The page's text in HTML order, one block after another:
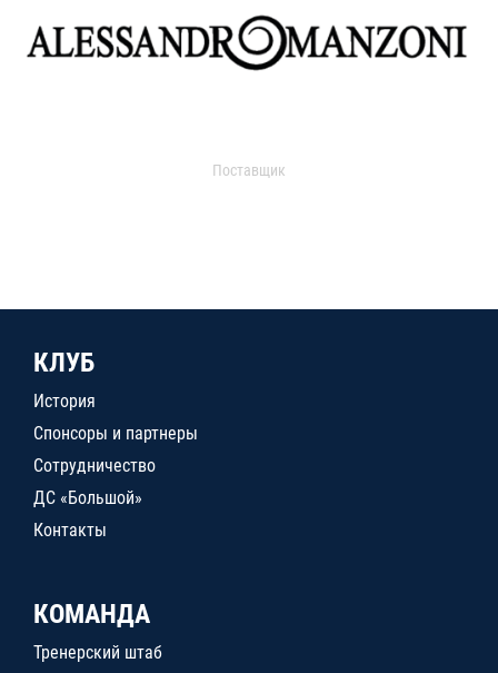
Поставщик
КЛУБ
История
Спонсоры и партнеры
Сотрудничество
ДС «Большой»
Контакты
КОМАНДА
Тренерский штаб